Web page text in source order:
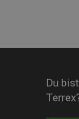
Du